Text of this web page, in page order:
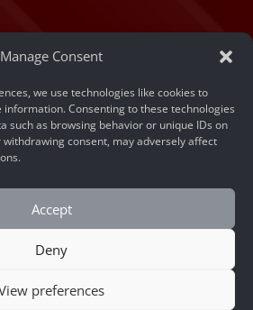
Manage Consent
we use technologies like cookies to
Consenting to these technologies
such as browsing behavior or unique IDs on
consent, may adversely affect
Accept
Deny
preferences